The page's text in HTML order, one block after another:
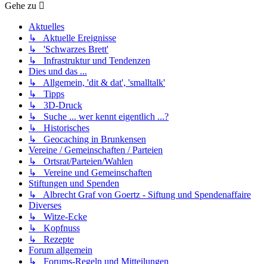
Gehe zu
Aktuelles
↳ Aktuelle Ereignisse
↳ 'Schwarzes Brett'
↳ Infrastruktur und Tendenzen
Dies und das ...
↳ Allgemein, 'dit & dat', 'smalltalk'
↳ Tipps
↳ 3D-Druck
↳ Suche ... wer kennt eigentlich ...?
↳ Historisches
↳ Geocaching in Brunkensen
Vereine / Gemeinschaften / Parteien
↳ Ortsrat/Parteien/Wahlen
↳ Vereine und Gemeinschaften
Stiftungen und Spenden
↳ Albrecht Graf von Goertz - Siftung und Spendenaffaire
Diverses
↳ Witze-Ecke
↳ Kopfnuss
↳ Rezepte
Forum allgemein
↳ Forums-Regeln und Mitteilungen